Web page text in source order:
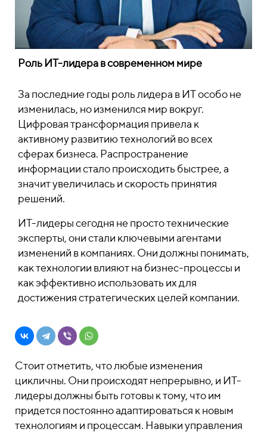
Роль ИТ-лидера в современном мире
За последние годы роль лидера в ИТ особо не
изменилась, но изменился мир вокруг.
Цифровая трансформация привела к
активному развитию технологий во всех
сферах бизнеса. Распространение
информации стало происходить быстрее, а
значит увеличилась и скорость принятия
решений.
ИТ-лидеры сегодня не просто технические
эксперты, они стали ключевыми агентами
изменений в компаниях. Они должны понимать,
как технологии влияют на бизнес-процессы и
как эффективно использовать их для
достижения стратегических целей компании.
Стоит отметить, что любые изменения
цикличны. Они происходят непрерывно, и ИТ-
лидеры должны быть готовы к тому, что им
придется постоянно адаптироваться к новым
технологиям и процессам. Навыки управления